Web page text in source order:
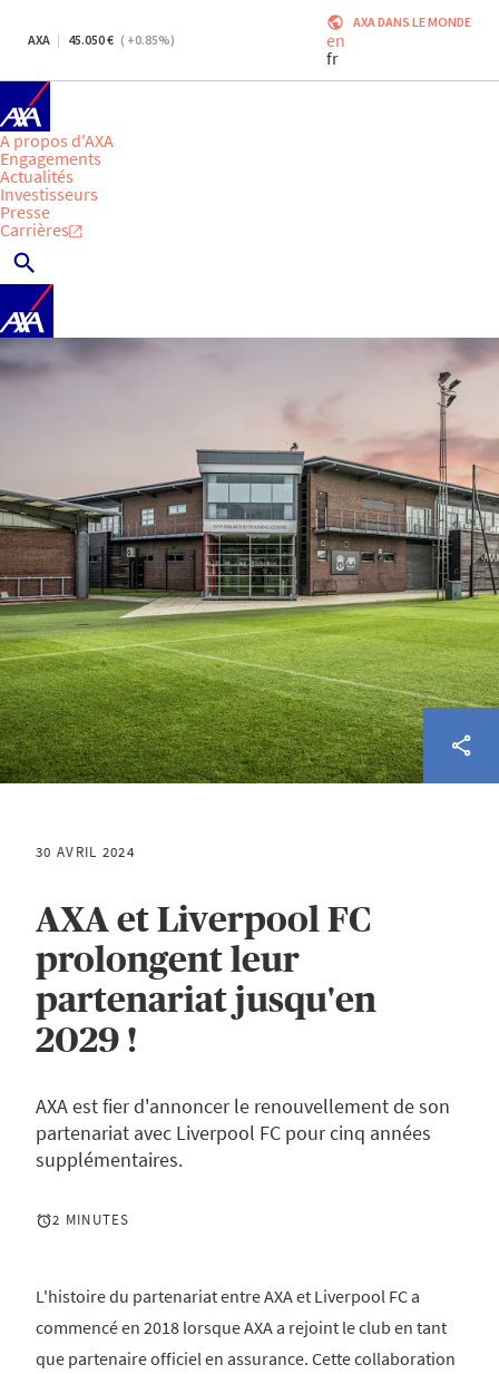
AXA 45.050 ( +0.85%)
AXA DANS LE MONDE
en
fr
A propos d'AXA
Engagements
Actualités
Investisseurs
Presse
Carrières
30 AVRIL 2024
AXA et Liverpool FC
prolongent leur
partenariat jusqu'en
2029 !
AXA est fier d'annoncer le renouvellement de son
partenariat avec Liverpool FC pour cinq années
supplémentaires.
2 MINUTES
L'histoire du partenariat entre AXA et Liverpool FC a
commencé en 2018 lorsque AXA a rejoint le club en tant
que partenaire officiel en assurance. Cette collaboration